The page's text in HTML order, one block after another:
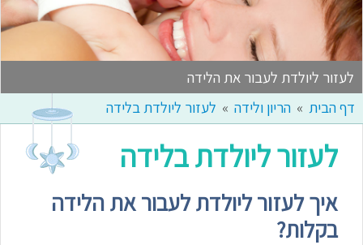
לעזור ליולדת לעבור את הלידה
דף הבית
הריון ולידה לעזור ליולדת בלידה
לעזור ליולדת בלידה
איך לעזור ליולדת לעבור את הלידה
בקלות?